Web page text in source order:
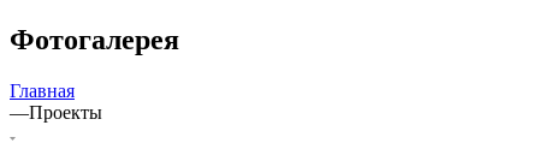
Фотогалерея
Главная
—Проекты